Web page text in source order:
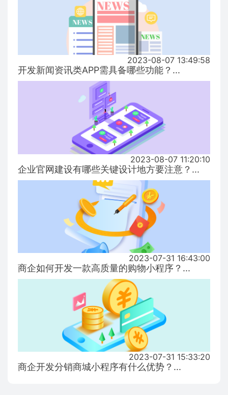
2023-08-07 13:49:58
开发新闻资讯类APP需具备哪些功能？...
2023-08-07 11:20:10
企业官网建设有哪些关键设计地方要注意？...
2023-07-31 16:43:00
商企如何开发一款高质量的购物小程序？...
2023-07-31 15:33:20
商企开发分销商城小程序有什么优势？...